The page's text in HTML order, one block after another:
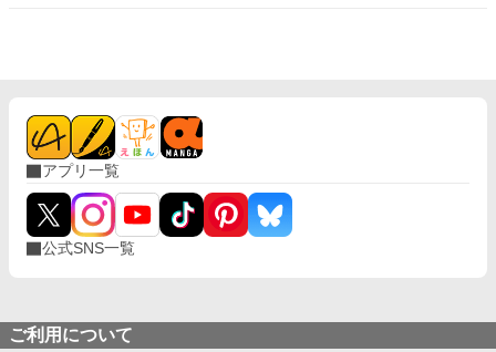
アプリ一覧
公式SNS一覧
ご利用について